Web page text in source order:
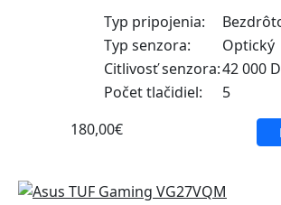
Typ pripojenia:
Typ senzora:
Optický
Citlivosť senzora:42 000
Počet tlačidiel:
5
180,00€